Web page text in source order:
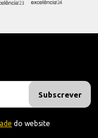
Subscrever
do website